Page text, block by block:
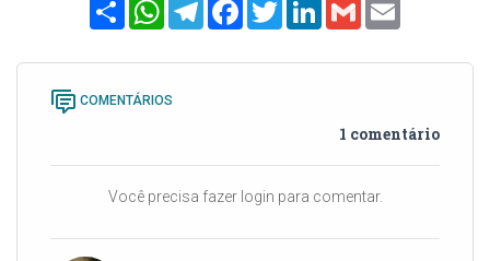
COMENTÁRIOS
1 comentário
Você precisa fazer login para comentar.